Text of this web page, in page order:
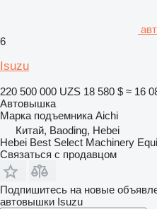
6
Isuzu
220 500 000 UZS 18 580 $ ≈ 16
Автовышка
Марка подъемника Aichi
Китай, Baoding, Hebei
Hebei Best Select Machinery
Связаться с продавцом
Подпишитесь на новые
автовышки Isuzu